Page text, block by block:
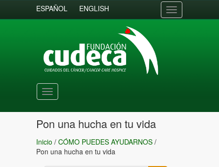
ESPAÑOL ENGLISH
Toggle
navigation
Toggle
navigation
Pon una hucha en tu vida
Inicio / CÓMO PUEDES AYUDARNOS /
Pon una hucha en tu vida